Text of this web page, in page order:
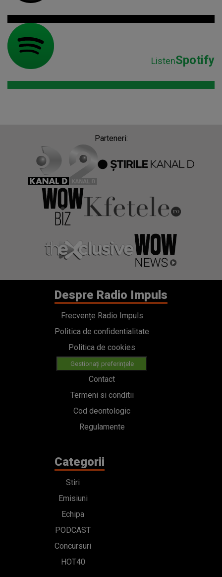
ListenSpotify
Parteneri:
Despre Radio Impuls
Frecvențe Radio Impuls
Politica de confidentialitate
Politica de cookies
Gestionați preferințele
Contact
Termeni si conditii
Cod deontologic
Regulamente
Categorii
Stiri
Emisiuni
Echipa
PODCAST
Concursuri
HOT40